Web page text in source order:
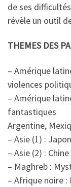
de ses
révèle un outil
THEMES DES
– Amérique
violences
– Amérique
fantastiques
Argentine,
– Asie (1) :
– Asie (2) :
– Maghreb :
– Afrique noire